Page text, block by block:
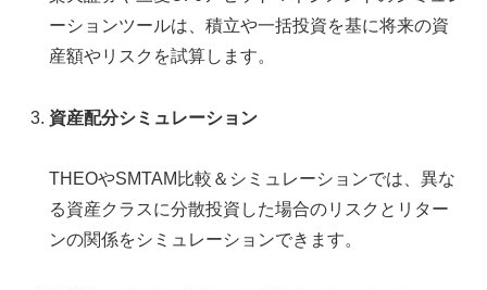
ーションツールは、積立や一括投資を基に将来の資
産額やリスクを試算します。
資産配分シミュレーション
THEOやSMTAM比較＆シミュレーションでは、異な
る資産クラスに分散投資した場合のリスクとリター
ンの関係をシミュレーションできます。